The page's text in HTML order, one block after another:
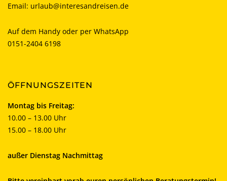
Email: urlaub@interesandreisen.de
Auf dem Handy oder per WhatsApp
0151-2404 6198
ÖFFNUNGSZEITEN
Montag bis Freitag:
10.00 – 13.00 Uhr
15.00 – 18.00 Uhr
außer Dienstag Nachmittag